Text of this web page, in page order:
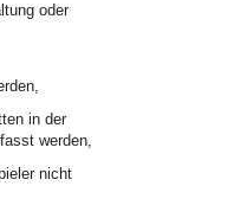
oder
in der
werden,
nicht